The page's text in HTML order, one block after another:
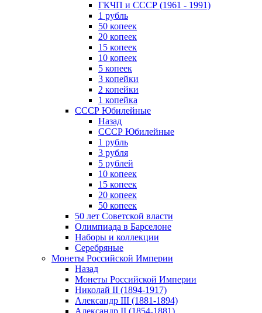
ГКЧП и СССР (1961 - 1991)
1 рубль
50 копеек
20 копеек
15 копеек
10 копеек
5 копеек
3 копейки
2 копейки
1 копейка
СССР Юбилейные
Назад
СССР Юбилейные
1 рубль
3 рубля
5 рублей
10 копеек
15 копеек
20 копеек
50 копеек
50 лет Советской власти
Олимпиада в Барселоне
Наборы и коллекции
Серебряные
Монеты Российской Империи
Назад
Монеты Российской Империи
Николай II (1894-1917)
Александр III (1881-1894)
Александр II (1854-1881)